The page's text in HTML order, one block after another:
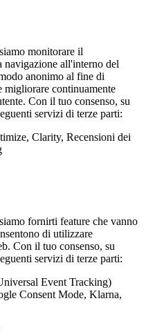
monitorare il
navigazione all'interno del
anonimo al fine di
migliorare continuamente
Con il tuo consenso, su
servizi di terze parti:
Clarity, Recensioni dei
fornirti feature che vanno
di utilizzare
Con il tuo consenso, su
servizi di terze parti:
Event Tracking)
Consent Mode, Klarna,